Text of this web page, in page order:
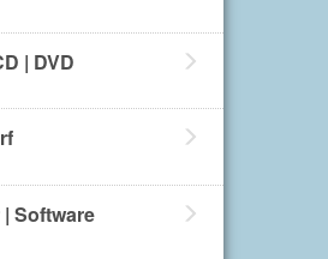
| DVD
Software